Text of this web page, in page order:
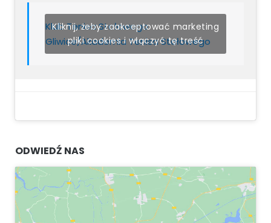
Klub Tenisa Stołowego
Gliwice/Akademia Tenisa Stołowego
Kliknij, żeby zaakceptować marketing
pliki cookies i włączyć tę treść
ODWIEDŹ NAS